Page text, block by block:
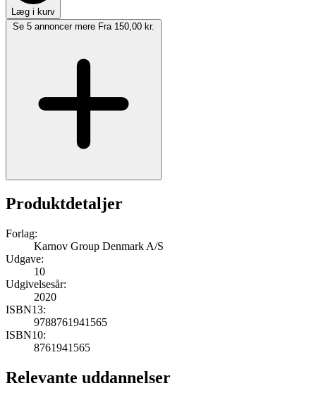
Læg i kurv
Se 5 annoncer mere Fra 150,00 kr.
Produktdetaljer
Forlag:
Karnov Group Denmark A/S
Udgave:
10
Udgivelsesår:
2020
ISBN13:
9788761941565
ISBN10:
8761941565
Relevante uddannelser